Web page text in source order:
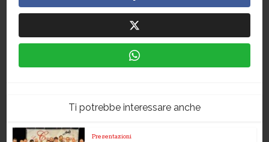
Ti potrebbe interessare anche
Presentazioni